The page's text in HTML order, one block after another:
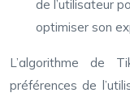
de l’utilisateur
optimiser son
L’algorithme de
préférences de